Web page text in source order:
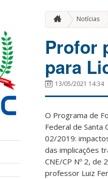
Notícias
Profor
para
13/05/2021 14:34
O Programa de
Federal de Santa
02/2019:
das implicações
CNE/CP Nº 2,
professor Luiz